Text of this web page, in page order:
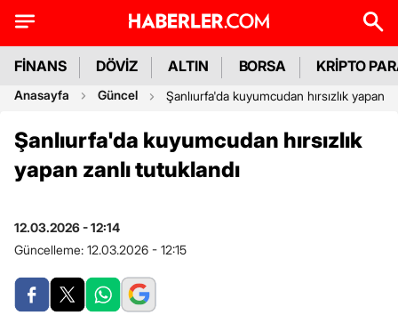
FİNANS DÖVİZ ALTIN BORSA KRİPTO
Anasayfa Güncel Şanlıurfa'da kuyumcudan hırsızlık yapan
Şanlıurfa'da kuyumcudan hırsızlık
yapan zanlı tutuklandı
12.03.2026 - 12:14
Güncelleme: 12.03.2026 - 12:15